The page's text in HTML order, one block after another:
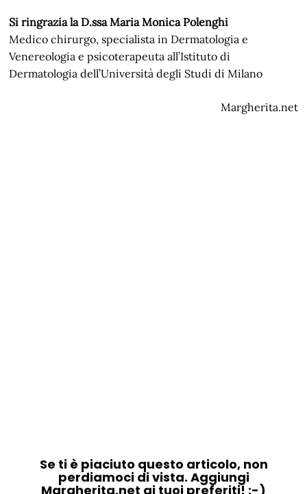
Si ringrazia la D.ssa Maria Monica Polenghi
Medico chirurgo, specialista in Dermatologia e
Venereologia e psicoterapeuta all’Istituto di
Dermatologia dell’Università degli Studi di Milano
Margherita.net
Se ti è piaciuto questo articolo, non
perdiamoci di vista. Aggiungi
Margherita.net ai tuoi preferiti! :-)